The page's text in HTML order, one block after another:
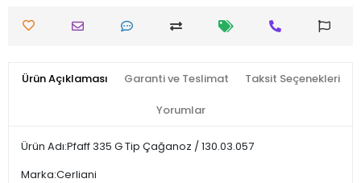
Ürün Açıklaması Garanti ve Teslimat Taksit Seçenekleri
Yorumlar
Ürün Adı:Pfaff 335 G Tip Çağanoz / 130.03.057
Marka:Cerliani